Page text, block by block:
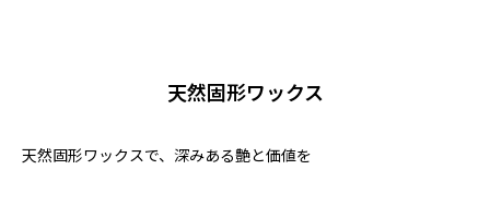
天然固形ワックス
天然固形ワックスで、深みある艶と価値を